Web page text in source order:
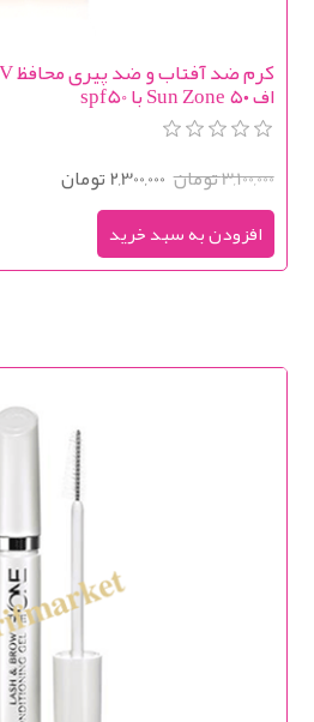
اف ۵۰ Sun Zone با spf50
3,100,000 تومان 2,300,000 تومان